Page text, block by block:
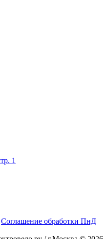
1
Соглашение обработки ПнД